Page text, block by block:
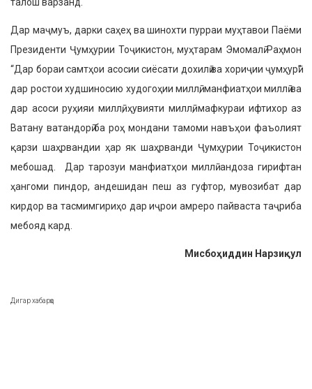
талош варзанд.
Дар маҷмуъ, дарки саҳеҳ ва шинохти пурраи муҳтавои Паёми
Президенти Ҷумҳурии Тоҷикистон, муҳтарам Эмомалӣ Раҳмон
“Дар бораи самтҳои асосии сиёсати дохилӣ ва хориҷии ҷумҳурӣ”
дар ростои худшиносию худогоҳии миллӣ, манфиатҳои миллӣ ва
дар асоси руҳияи миллӣ, ҳувияти миллӣ, мафкураи ифтихор аз
Ватану ватандорӣ ба роҳ мондани тамоми навъҳои фаъолият
қарзи шаҳрвандии ҳар як шаҳрванди Ҷумҳурии Тоҷикистон
мебошад. Дар тарозуи манфиатҳои миллӣ андоза гирифтан
ҳангоми пиндор, андешидан пеш аз гуфтор, мувозибат дар
кирдор ва тасмимгириҳо дар иҷрои амреро пайваста таҷриба
мебояд кард.
Мисбоҳиддин Нарзиқул
Дигар хабарҳо